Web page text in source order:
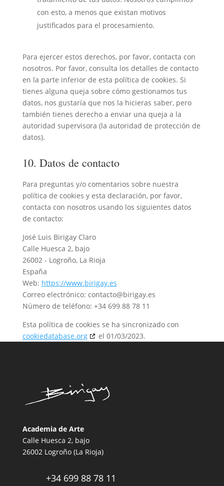
con esto, a menos que existan motivos
justificados para el procesamiento.
Para ejercer estos derechos, por favor, contacta con
nosotros. Por favor, consulta los detalles de contacto
en la parte inferior de esta política de cookies. Si
tienes alguna queja sobre cómo gestionamos tus
datos, nos gustaría que nos la hicieras saber, pero
también tienes derecho a enviar una queja a la
autoridad supervisora (la autoridad de protección de
datos).
10. Datos de contacto
Para preguntas y/o comentarios sobre nuestra
política de cookies y esta declaración, por favor,
contacta con nosotros usando los siguientes datos
de contacto:
José Luis Birigay Claro
Calle Huesca 2, bajo
26002 - Logroño, La Rioja
España
Web: https://www.birigay.es
Correo electrónico: contacto@birigay.es
Número de teléfono: +34 699 88 78 11
Esta política de cookies se ha sincronizado con
cookiedatabase.org
el 01/03/2023.
Academia de Arte
Calle Huesca 2, bajo
26002 Logroño (La Rioja)
+34 699 88 78 11